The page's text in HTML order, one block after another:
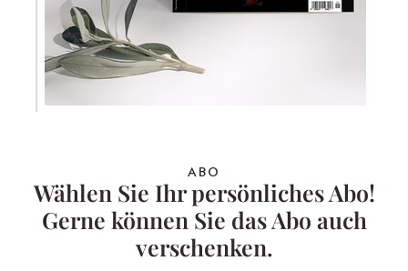
ABO
Wählen Sie Ihr persönliches Abo!
Gerne können Sie das Abo auch
verschenken.